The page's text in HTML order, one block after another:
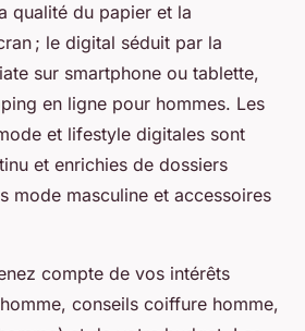
qualité du papier et la
; le digital séduit par la
sur smartphone ou tablette,
en ligne pour hommes. Les
et lifestyle digitales sont
et enrichies de dossiers
mode masculine et accessoires
compte de vos intérêts
conseils coiffure homme,